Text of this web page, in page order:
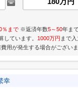
％まで ※返済年数5～50年ま
しています。 1000万円 まで入
用が発生する場合がございま
幸